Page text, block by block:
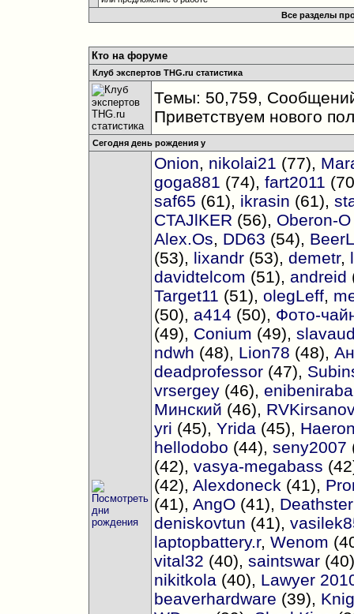
Все разделы
Кто на форуме
Клуб экспертов THG.ru статистика
Темы: 50,759,
Приветствуем нового
Сегодня день рождения у
Onion, nikolai21 (77),
goga881 (74), fart2011
saf65 (61), ikrasin (61),
CTAJlKER (56), Oberon-O
Alex.Os, DD63 (54),
(53), lixandr (53), demetr,
davidtelcom (51), andreid
Target11 (51), olegLeff,
(50), a414 (50), Фото-
(49), Conium (49),
ndwh (48), Lion78 (48),
deadprofessor (47),
vrsergey (46), enibeniraba
Минский (46),
yri (45), Yrida (45),
hellodobo (44), seny2007
(42), vasya-megabass
(42), Alexdoneck (41),
(41), AngO (41), Deathster
deniskovtun (41),
laptopbattery.r, Wenom
vital32 (40), saintswar
nikitkola (40), Lawyer
beaverhardware (39),